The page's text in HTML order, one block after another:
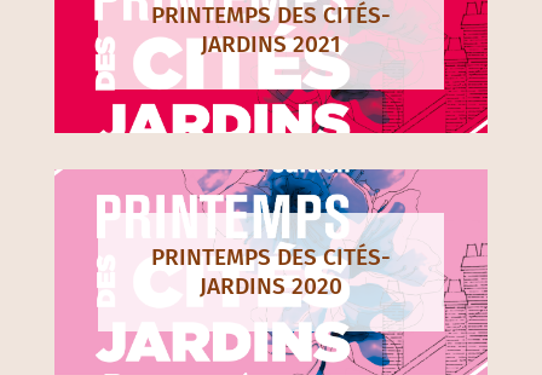
PRINTEMPS DES CITÉS-
JARDINS 2021
PRINTEMPS DES CITÉS-
JARDINS 2020